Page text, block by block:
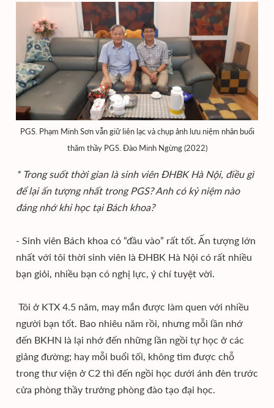
PGS. Phạm Minh Sơn vẫn giữ liên lạc và chụp ảnh lưu niệm nhân buổi
thăm thầy PGS. Đào Minh Ngừng (2022)
* Trong suốt thời gian là sinh viên ĐHBK Hà Nội, điều gì
để lại ấn tượng nhất trong PGS? Anh có kỷ niệm nào
đáng nhớ khi học tại Bách khoa?
- Sinh viên Bách khoa có “đầu vào” rất tốt. Ấn tượng lớn
nhất với tôi thời sinh viên là ĐHBK Hà Nội có rất nhiều
bạn giỏi, nhiều bạn có nghị lực, ý chí tuyệt vời.
Tôi ở KTX 4.5 năm, may mắn được làm quen với nhiều
người bạn tốt. Bao nhiêu năm rồi, nhưng mỗi lần nhớ
đến BKHN là lại nhớ đến những lần ngồi tự học ở các
giảng đường; hay mỗi buổi tối, không tìm được chỗ
trong thư viện ở C2 thì đến ngồi học dưới ánh đèn trước
cửa phòng thầy trưởng phòng đào tạo đại học.